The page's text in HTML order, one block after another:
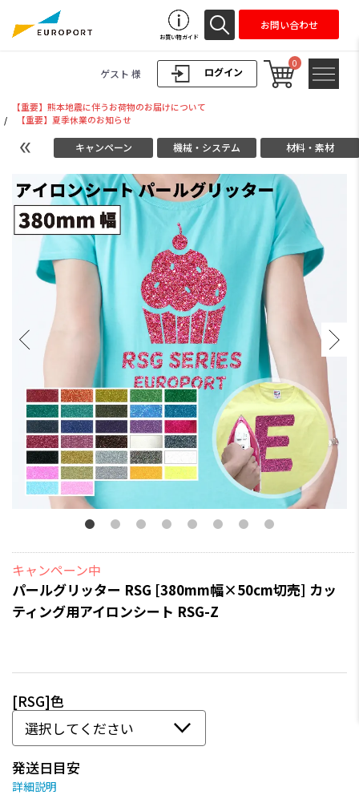
ログイン
ゲスト 様
0
お買い物ガイド
お問い合わせ
【重要】熊本地震に伴うお荷物のお届けについて
/
【重要】夏季休業のお知らせ
キャンペーン 機械・システム 材料・素材
キャンペーン中
パールグリッター RSG [380mm幅×50cm切売] カッ
ティング用アイロンシート RSG-Z
[RSG]色
発送日目安
詳細説明